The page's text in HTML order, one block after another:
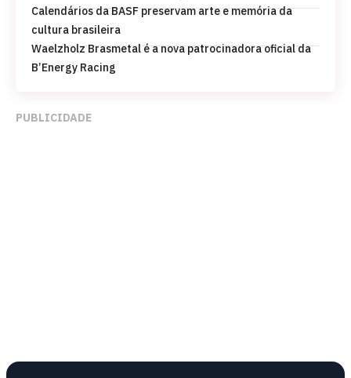
Calendários da BASF preservam arte e memória da
cultura brasileira
Waelzholz Brasmetal é a nova patrocinadora oficial da
B’Energy Racing
PUBLICIDADE